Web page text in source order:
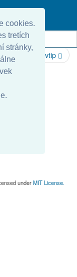
cookies.
tretích
stránky,
Nasledujúci vtip
underMIT License.